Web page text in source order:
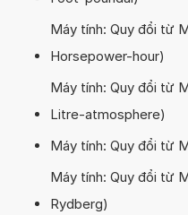
Máy tính: Quy đổi từ
Horsepower-hour)
Máy tính: Quy đổi từ
Litre-atmosphere)
Máy tính: Quy đổi từ
Máy tính: Quy đổi từ
Rydberg)